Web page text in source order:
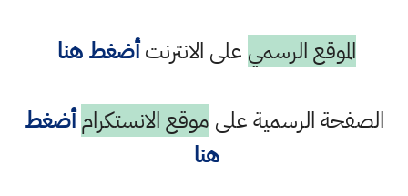
الموقع الرسمي على الانترنتأضغط هنا
الصفحة الرسمية على موقع الانستكرام أضغط
هنا